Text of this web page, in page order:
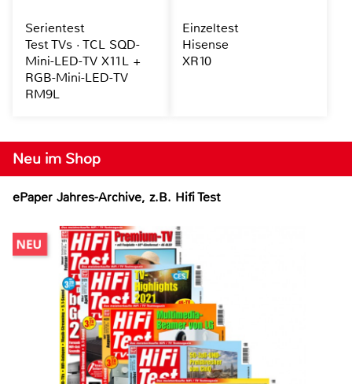
Neu im Shop
ePaper Jahres-Archive, z.B. Hifi Test
Serientest
Test TVs · TCL SQD-
Mini-LED-TV X11L +
RGB-Mini-LED-TV
RM9L
Einzeltest
Hisense
XR10